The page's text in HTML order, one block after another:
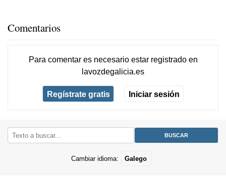
Comentarios
Para comentar es necesario estar registradoen
lavozdegalicia.es
Regístrate gratis Iniciar sesión
Cambiar idioma: Galego